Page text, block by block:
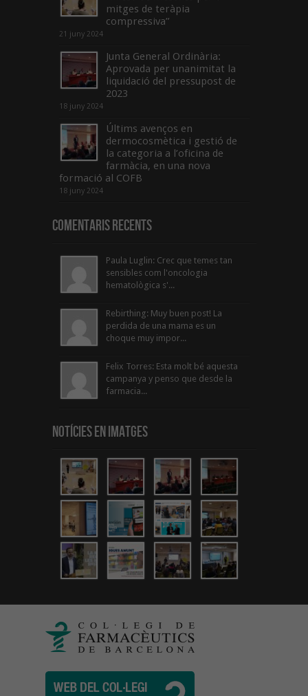
mitges de teràpia
compressiva”
21 juny 2024
Junta General Ordinària:
Aprovada per unanimitat la
liquidació del pressupost de
2023
18 juny 2024
Últims avenços en
dermocosmètica i gestió de
la categoria a l’oficina de
farmàcia, en una nova
formació al COFB
18 juny 2024
Comentaris Recents
Paula Luglin: Crec que temes tan
sensibles com l'oncologia
hematològica s'...
Rebirthing: Muy buen post! La
perdida de una mama es un
choque muy impor...
Felix Torres: Esta molt bé aquesta
campanya y penso que desde la
farmacia...
Notícies en Imatges